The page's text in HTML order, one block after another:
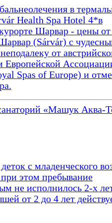
в
Health Spa Hotel 4*в
Шарвар - цены от
(Sárvár) с
от
Европейской
Spas of Europe) и
«Машук Аква-
с младенческого
этом пребывание
не исполнилось 2-х
от 2 до 4 лет